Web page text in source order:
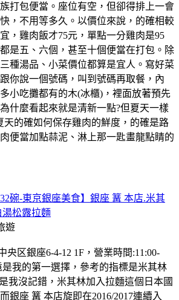
打包便當。座位有空，但卻得排上一會
，不用等多久。以價位來說，的確相較
，雞肉飯才75元，單點一分雞肉是95
是五、六個，甚至十個便當在打包。除
種湯品、小菜價位都算是宜人。寫好菜
你說一個號碼，叫到號碼再取餐，內
小吃攤都有的木(冰櫃)，裡面放著預先
什麼看起來就是清新一點?但夏天一樣
天的確如何保存雞肉的鮮度，的確是路
便當加點蒜泥、淋上那一匙畫龍點睛的
碗-東京銀座美食】銀座 篝 本店.米其
松露拉麵
遊
央区銀座6-4-12 1F，營業時間:11:00-
是我的第一選擇，參考的指標是米其林
我沒記錯，米其林加入拉麵這個日本國
銀座 篝 本店旋即在2016/2017連續入